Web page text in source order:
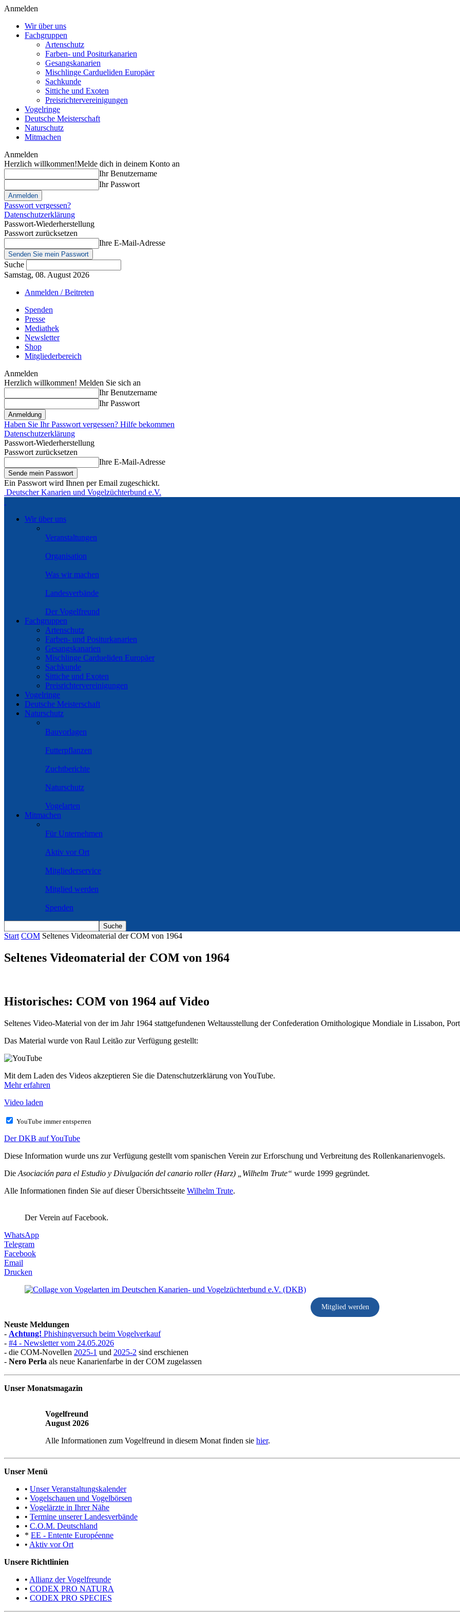
Anmelden
Wir über uns
Fachgruppen
Artenschutz
Farben- und Positurkanarien
Gesangskanarien
Mischlinge Cardueliden Europäer
Sachkunde
Sittiche und Exoten
Preisrichtervereinigungen
Vogelringe
Deutsche Meisterschaft
Naturschutz
Mitmachen
Anmelden
Herzlich willkommen!Melde dich in deinem Konto an
Ihr Benutzername
Ihr Passwort
Passwort vergessen?
Datenschutzerklärung
Passwort-Wiederherstellung
Passwort zurücksetzen
Ihre E-Mail-Adresse
Suche
Samstag, 08. August 2026
Anmelden / Beitreten
Spenden
Presse
Mediathek
Newsletter
Shop
Mitgliederbereich
Anmelden
Herzlich willkommen! Melden Sie sich an
Ihr Benutzername
Ihr Passwort
Haben Sie Ihr Passwort vergessen? Hilfe bekommen
Datenschutzerklärung
Passwort-Wiederherstellung
Passwort zurücksetzen
Ihre E-Mail-Adresse
Ein Passwort wird Ihnen per Email zugeschickt.
Deutscher Kanarien und Vogelzüchterbund e.V.
Wir über uns
Veranstaltungen
Organisation
Was wir machen
Landesverbände
Der Vogelfreund
Fachgruppen
Artenschutz
Farben- und Positurkanarien
Gesangskanarien
Mischlinge Cardueliden Europäer
Sachkunde
Sittiche und Exoten
Preisrichtervereinigungen
Vogelringe
Deutsche Meisterschaft
Naturschutz
Bauvorlagen
Futterpflanzen
Zuchtberichte
Naturschutz
Vogelarten
Mitmachen
Für Unternehmen
Aktiv vor Ort
Mitgliederservice
Mitglied werden
Spenden
Start COM Seltenes Videomaterial der COM von 1964
Seltenes Videomaterial der COM von 1964
Historisches: COM von 1964 auf Video
Seltenes Video-Material von der im Jahr 1964 stattgefundenen Weltausstellung der Confederation Ornithologique Mondiale in Lissabon,
Das Material wurde von Raul Leitão zur Verfügung gestellt:
Mit dem Laden des Videos akzeptieren Sie die Datenschutzerklärung von YouTube.
Mehr erfahren
Video laden
YouTube immer entsperren
Der DKB auf YouTube
Diese Information wurde uns zur Verfügung gestellt vom spanischen Verein zur Erforschung und Verbreitung des Rollenkanarienvogels.
Die Asociación para el Estudio y Divulgación del canario roller (Harz) „Wilhelm Trute“ wurde 1999 gegründet.
Alle Informationen finden Sie auf dieser Übersichtsseite Wilhelm Trute.
Der Verein auf Facebook.
WhatsApp
Telegram
Facebook
Email
Drucken
Mitglied werden
Neuste Meldungen
- Achtung! Phishingversuch beim Vogelverkauf
- #4 - Newsletter vom 24.05.2026
- die COM-Novellen 2025-1 und 2025-2 sind erschienen
- Nero Perla als neue Kanarienfarbe in der COM zugelassen
Unser Monatsmagazin
Vogelfreund
August 2026
Alle Informationen zum Vogelfreund in diesem Monat finden sie hier.
Unser Menü
• Unser Veranstaltungskalender
• Vogelschauen und Vogelbörsen
• Vogelärzte in Ihrer Nähe
• Termine unserer Landesverbände
• C.O.M. Deutschland
* EE - Entente Européenne
• Aktiv vor Ort
Unsere Richtlinien
• Allianz der Vogelfreunde
• CODEX PRO NATURA
• CODEX PRO SPECIES